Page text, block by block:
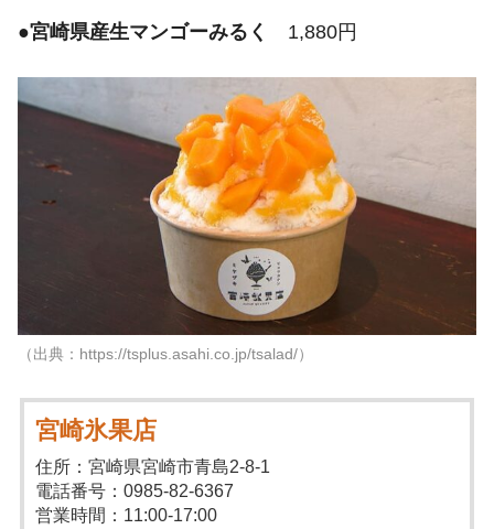
●宮崎県産生マンゴーみるく 1,880円
（出典：https://tsplus.asahi.co.jp/tsalad/）
宮崎氷果店
住所：宮崎県宮崎市青島2-8-1
電話番号：0985-82-6367
営業時間：11:00-17:00